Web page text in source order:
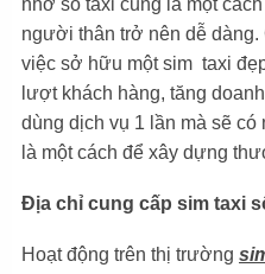
nhớ số taxi cũng là một
người thân trở nên dễ
việc sở hữu một sim taxi
lượt khách hàng, tăng
dùng dịch vụ 1 lần mà sẽ
là một cách để xây dựng
Địa chỉ cung cấp sim taxi
Hoạt động trên thị trường